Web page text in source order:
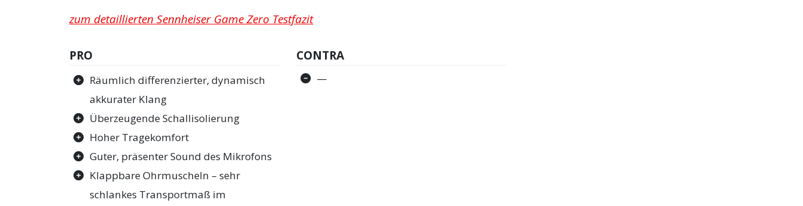
zum detaillierten Sennheiser Game Zero Testfazit
PRO
Räumlich differenzierter, dynamisch
akkurater Klang
Überzeugende Schallisolierung
Hoher Tragekomfort
Guter, präsenter Sound des Mikrofons
Klappbare Ohrmuscheln – sehr
schlankes Transportmaß im
CONTRA
—